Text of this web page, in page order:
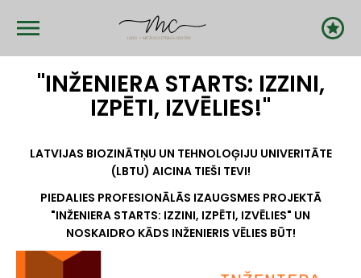
main
"INŽENIERA STARTS: IZZINI,
IZPĒTI, IZVĒLIES!"
LATVIJAS BIOZINĀTŅU UN TEHNOLOĢIJU UNIVERITĀTE
(LBTU) AICINA TIEŠI TEVI!
PIEDALIES PROFESIONĀLĀS IZAUGSMES PROJEKTĀ
"INŽENIERA STARTS: IZZINI, IZPĒTI, IZVĒLIES" UN
NOSKAIDRO KĀDS INŽENIERIS VĒLIES BŪT!